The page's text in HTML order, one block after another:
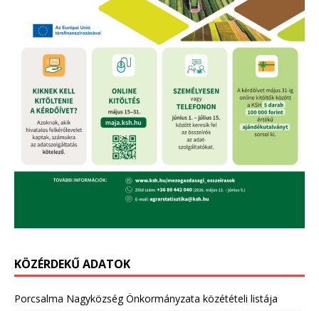
KÖZÉRDEKŰ ADATOK
Porcsalma Nagyközség Önkormányzata közétételi listája